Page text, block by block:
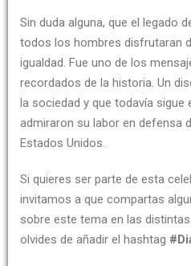
Sin duda alguna, que el legado
todos los hombres disfrutaran
igualdad. Fue uno de los
recordados de la historia. Un
la sociedad y que todavía sigue
admiraron su labor en defensa
Estados Unidos.
Si quieres ser parte de esta
invitamos a que compartas
sobre este tema en las
olvides de añadir el hashtag